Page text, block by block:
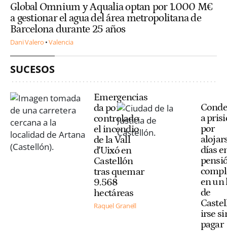
Global Omnium y Aqualia optan por 1.000 M€
a gestionar el agua del área metropolitana de
Barcelona durante 25 años
Dani Valero Valencia
SUCESOS
Emergencias
da por
controlado
el incendio
de la Vall
d'Uixó en
Castellón
tras quemar
9.568
hectáreas
Raquel Granell
a
por
días
en un
de
irse
pagar